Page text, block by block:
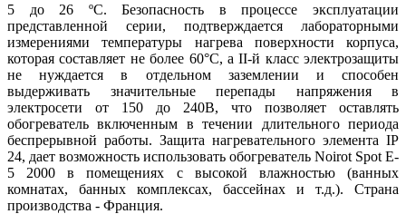
5 до 26 ºС. Безопасность в процессе эксплуатации
представленной серии, подтверждается лабораторными
измерениями температуры нагрева поверхности корпуса,
которая составляет не более 60°С, а II-й класс электрозащиты
не нуждается в отдельном заземлении и способен
выдерживать значительные перепады напряжения в
электросети от 150 до 240В, что позволяет оставлять
обогреватель включенным в течении длительного периода
беспрерывной работы. Защита нагревательного элемента IР
24, дает возможность использовать обогреватель Noirot Spot E-
5 2000 в помещениях с высокой влажностью (ванных
комнатах, банных комплексах, бассейнах и т.д.). Страна
производства - Франция.